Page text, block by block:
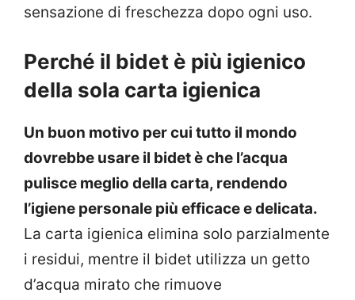
sensazione di freschezza dopo ogni uso.
Perché il bidet è più igienico
della sola carta igienica
Un buon motivo per cui tutto il mondo
dovrebbe usare il bidet è che l’acqua
pulisce meglio della carta, rendendo
l’igiene personale più efficace e delicata.
La carta igienica elimina solo parzialmente
i residui, mentre il bidet utilizza un getto
d’acqua mirato che rimuove